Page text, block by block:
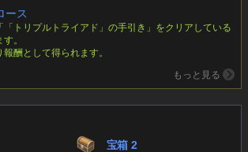
ース
トリプルトライアド」の手引き」をクリアしている
。
酬として得られます。
もっと見る
宝箱 2